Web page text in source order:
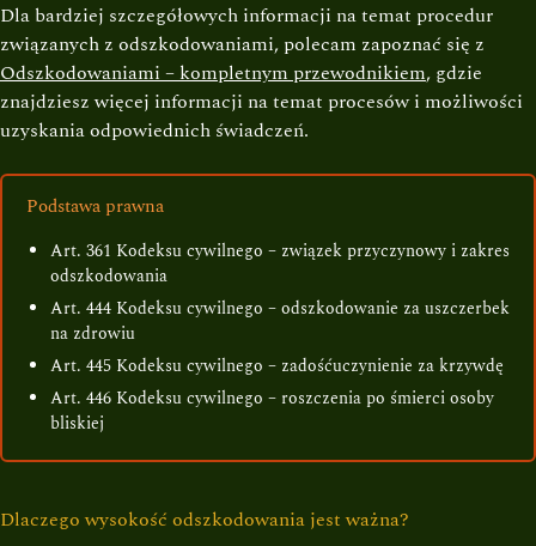
Dla bardziej szczegółowych informacji na temat procedur
związanych z odszkodowaniami, polecam zapoznać się z
Odszkodowaniami – kompletnym przewodnikiem, gdzie
znajdziesz więcej informacji na temat procesów i możliwości
uzyskania odpowiednich świadczeń.
Podstawa prawna
Art. 361 Kodeksu cywilnego – związek przyczynowy i zakres
odszkodowania
Art. 444 Kodeksu cywilnego – odszkodowanie za uszczerbek
na zdrowiu
Art. 445 Kodeksu cywilnego – zadośćuczynienie za krzywdę
Art. 446 Kodeksu cywilnego – roszczenia po śmierci osoby
bliskiej
Dlaczego wysokość odszkodowania jest ważna?